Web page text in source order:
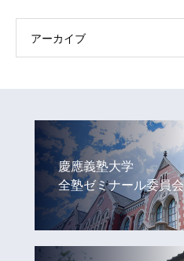
アーカイブ
慶應義塾大学
全塾ゼミナール委員会